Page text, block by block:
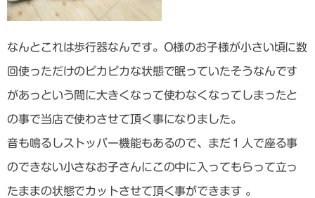
なんとこれは歩行器なんです。O様のお子様が小さい頃に数
回使っただけのピカピカな状態で眠っていたそうなんです
があっという間に大きくなって使わなくなってしまったと
の事で当店で使わさせて頂く事になりました。
音も鳴るしストッパー機能もあるので、まだ１人で座る事
のできない小さなお子さんにこの中に入ってもらって立っ
たままの状態でカットさせて頂く事ができます 。